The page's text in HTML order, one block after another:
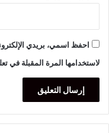
احفظ اسمي، بريدي
لاستخدامها المرة المقبلة في